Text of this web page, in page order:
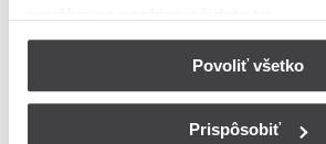
Povoliť všetko
Prispôsobiť